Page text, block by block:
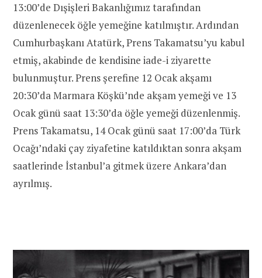
13:00’de Dışişleri Bakanlığımız tarafından
düzenlenecek öğle yemeğine katılmıştır. Ardından
Cumhurbaşkanı Atatürk, Prens Takamatsu’yu kabul
etmiş, akabinde de kendisine iade-i ziyarette
bulunmuştur. Prens şerefine 12 Ocak akşamı
20:30’da Marmara Köşkü’nde akşam yemeği ve 13
Ocak günü saat 13:30’da öğle yemeği düzenlenmiş.
Prens Takamatsu, 14 Ocak günü saat 17:00’da Türk
Ocağı’ndaki çay ziyafetine katıldıktan sonra akşam
saatlerinde İstanbul’a gitmek üzere Ankara’dan
ayrılmış.